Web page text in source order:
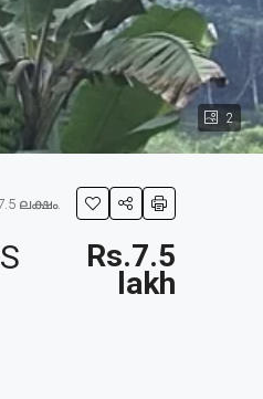
2
ലക്ഷം.
Rs.7.5
lakh